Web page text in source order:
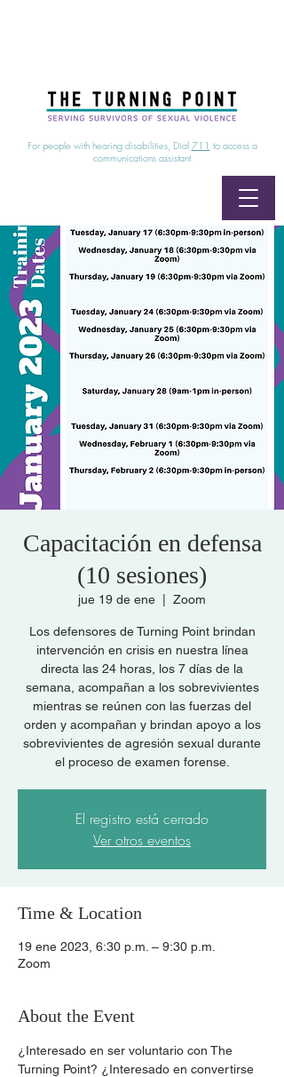
For people with hearing disabilities, Dial 711 to access a
communications assistant
Capacitación en defensa
(10 sesiones)
jue 19 de ene Zoom
Los defensores de Turning Point brindan
intervención en crisis en nuestra línea
directa las 24 horas, los 7 días de la
semana, acompañan a los sobrevivientes
mientras se reúnen con las fuerzas del
orden y acompañan y brindan apoyo a los
sobrevivientes de agresión sexual durante
el proceso de examen forense.
El registro está cerrado
Ver otros eventos
Time & Location
19 ene 2023, 6:30 p.m. – 9:30 p.m.
Zoom
About the Event
¿Interesado en ser voluntario con The
Turning Point? ¿Interesado en convertirse